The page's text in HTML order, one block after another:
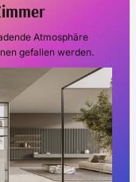
Atmosphäre
gefallen werden.